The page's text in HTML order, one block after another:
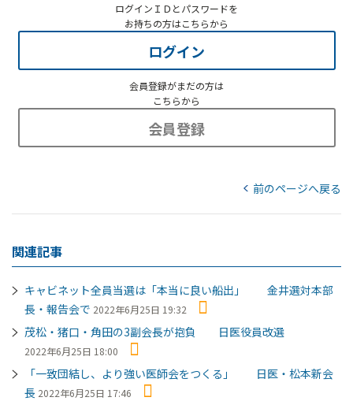
ログインＩＤとパスワードを
お持ちの方はこちらから
ログイン
会員登録がまだの方は
こちらから
会員登録
前のページへ戻る
関連記事
キャビネット全員当選は「本当に良い船出」 金井選対本部
長・報告会で 2022年6月25日 19:32
茂松・猪口・角田の3副会長が抱負 日医役員改選
2022年6月25日 18:00
「一致団結し、より強い医師会をつくる」 日医・松本新会
長 2022年6月25日 17:46